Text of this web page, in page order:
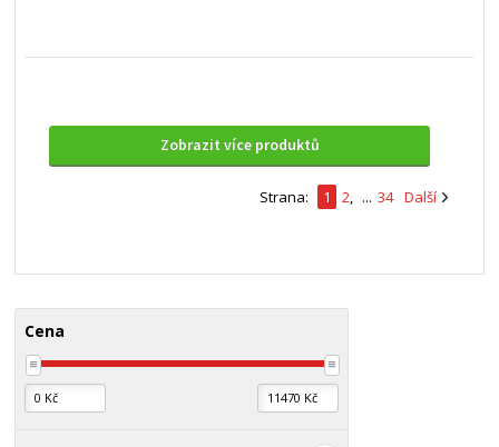
Zobrazit více produktů
Strana: 1 2, ... 34 Další
Cena